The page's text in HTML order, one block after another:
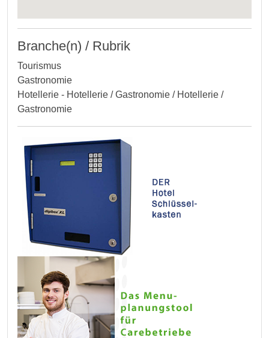
Branche(n) / Rubrik
Tourismus
Gastronomie
Hotellerie - Hotellerie / Gastronomie / Hotellerie /
Gastronomie